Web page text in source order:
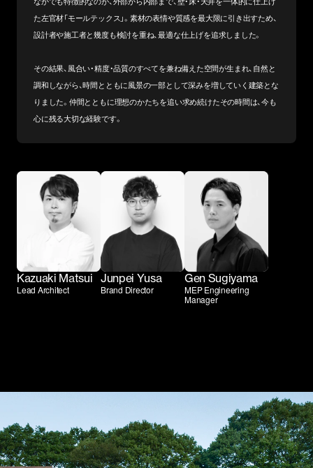
た左官材「モールテックス」。素材の表情や質感を最大限に引き出すため、
設計者や施工者と幾度も検討を重ね、最適な仕上げを追求しました。
その結果、風合い・精度・品質のすべてを兼ね備えた空間が生まれ、自然と
調和しながら、時間とともに風景の一部として深みを増していく建築とな
りました。仲間とともに理想のかたちを追い求め続けたその時間は、今も
心に残る大切な経験です。
Kazuaki Matsui
Lead Architect
Junpei Yusa
Brand Director
Gen Sugiyama
MEP Engineering
Manager